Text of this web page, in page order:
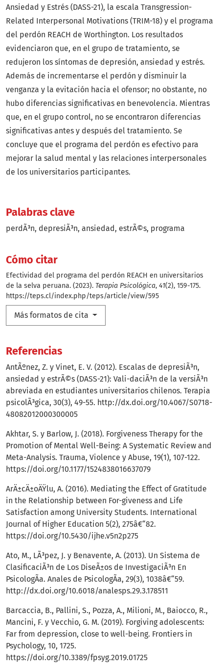
Palabras clave
perdÃ³n depresiÃ³n ansiedad estrÃ©s programa
Cómo citar
Efectividad del programa del perdón REACH en universitarios
de la selva peruana. (2023). Terapia Psicológica, 41(2), 159-175.
https://teps.cl/index.php/teps/article/view/595
Más formatos de cita
Ansiedad y Estrés (DASS-21), la escala Transgression-
Related Interpersonal Motivations (TRIM-18) y el programa
del perdón REACH de Worthington. Los resultados
evidenciaron que, en el grupo de tratamiento, se
redujeron los síntomas de depresión, ansiedad y estrés.
Además de incrementarse el perdón y disminuir la
venganza y la evitación hacia el ofensor; no obstante, no
hubo diferencias significativas en benevolencia. Mientras
que, en el grupo control, no se encontraron diferencias
significativas antes y después del tratamiento. Se
concluye que el programa del perdón es efectivo para
mejorar la salud mental y las relaciones interpersonales
de los universitarios participantes.
Referencias
AntÃºnez, Z. y Vinet, E. V. (2012). Escalas de depresiÃ³n,
ansiedad y estrÃ©s (DASS-21): Vali-daciÃ³n de la versiÃ³n
abreviada en estudiantes universitarios chilenos. Terapia
psicolÃ³gica, 30(3), 49-55. http://dx.doi.org/10.4067/S0718-
48082012000300005
Akhtar, S. y Barlow, J. (2018). Forgiveness Therapy for the
Promotion of Mental Well-Being: A Systematic Review and
Meta-Analysis. Trauma, Violence y Abuse, 19(1), 107-122.
https://doi.org/10.1177/1524838016637079
ArÄ±cÄ±oÄŸlu, A. (2016). Mediating the Effect of Gratitude
in the Relationship between For-giveness and Life
Satisfaction among University Students. International
Journal of Higher Education 5(2), 275â€“82.
https://doi.org/10.5430/ijhe.v5n2p275
Ato, M., LÃ³pez, J. y Benavente, A. (2013). Un Sistema de
ClasificaciÃ³n de Los DiseÃ±os de InvestigaciÃ³n En
PsicologÃ­a. Anales de PsicologÃ­a, 29(3), 1038â€“59.
http://dx.doi.org/10.6018/analesps.29.3.178511
Barcaccia, B., Pallini, S., Pozza, A., Milioni, M., Baiocco, R.,
Mancini, F. y Vecchio, G. M. (2019). Forgiving adolescents:
Far from depression, close to well-being. Frontiers in
Psychology, 10, 1725.
https://doi.org/10.3389/fpsyg.2019.01725